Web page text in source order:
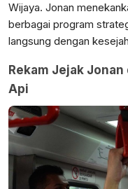
Wijaya. Jonan
berbagai program
langsung dengan
Rekam Jejak
Api